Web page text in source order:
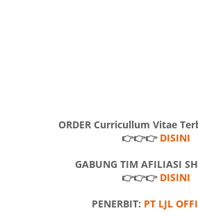
ORDER Curricullum Vitae
👉👉👉 DISINI
GABUNG TIM AFILIASI
👉👉👉 DISINI
PENERBIT: PT LJL